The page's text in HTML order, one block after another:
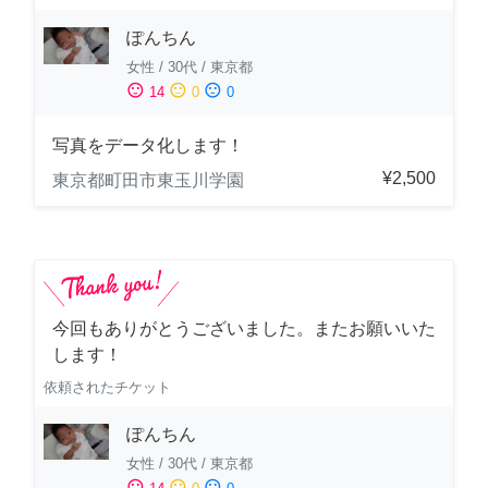
ぽんちん
女性 / 30代 / 東京都
sentiment_satisfied 14 sentiment_neutral 0 sentiment_dissatisfied 0
写真をデータ化します！
東京都町田市東玉川学園
¥2,500
今回もありがとうございました。またお願いいた
します！
依頼されたチケット
ぽんちん
女性 / 30代 / 東京都